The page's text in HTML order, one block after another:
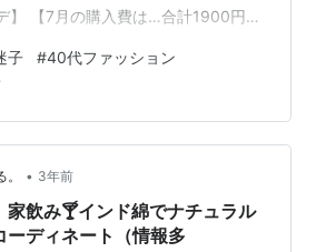
】 【7月の購入費は…合計1900円で
ひっ迫！ でもおしゃれは諦めたく
パート看護師母ちゃんが リアルに
毎月公開していきます！ 飽きっぽい
書き続けられるか？！(笑) そこも含
い☆ 【わたしの体型情報】 身長14…
子 #40代ファッション
• 3年前
家飲み🍸インド綿でナチュラル
ーディネート（情報多